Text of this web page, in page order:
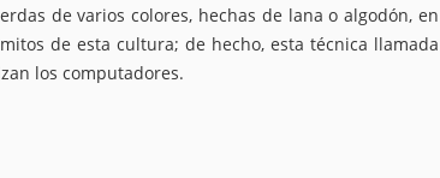
de varios colores, hechas de lana o algodón, en
de esta cultura; de hecho, esta técnica llamada
los computadores.